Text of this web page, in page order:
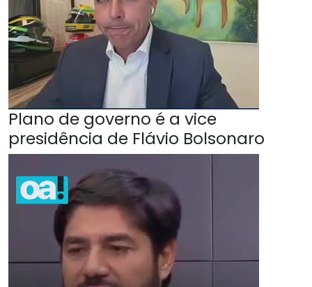
Plano de governo é a vice
presidência de Flávio Bolsonaro